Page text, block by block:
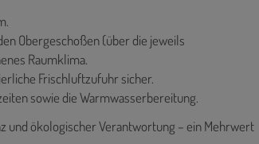
Obergeschoßen (über die jeweils
Raumklima.
Frischluftzufuhr sicher.
sowie die Warmwasserbereitung.
und ökologischer Verantwortung – ein Mehrwert